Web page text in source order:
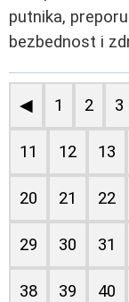
putnika,
bezbednost i
◀ 1 2 3
11 12 13
20 21 22
29 30 31
38 39 40